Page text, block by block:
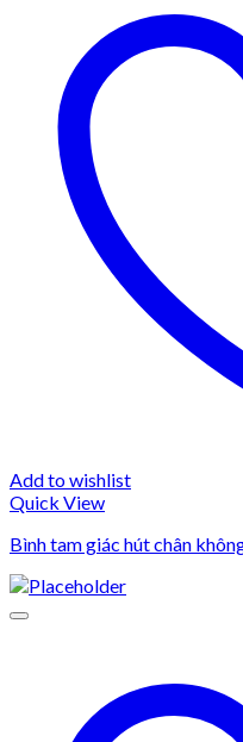
Add to wishlist
Quick View
Bình tam giác hút chân